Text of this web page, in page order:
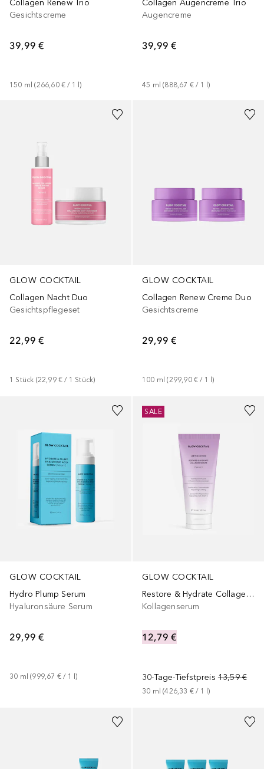
Collagen Renew Trio
Gesichtscreme
39,99 €
150 ml (266,60 € / 1 l)
Collagen Augencreme Trio
Augencreme
39,99 €
45 ml (888,67 € / 1 l)
GLOW COCKTAIL
Collagen Nacht Duo
Gesichtspflegeset
22,99 €
1 Stück (22,99 € / 1 Stück)
GLOW COCKTAIL
Collagen Renew Creme Duo
Gesichtscreme
29,99 €
100 ml (299,90 € / 1 l)
GLOW COCKTAIL
Hydro Plump Serum
Hyaluronsäure Serum
29,99 €
30 ml (999,67 € / 1 l)
GLOW COCKTAIL
Restore & Hydrate Collagen Serum Limited Edition
Kollagenserum
12,79 €
30-Tage-Tiefstpreis 13,59 €
30 ml (426,33 € / 1 l)
SALE